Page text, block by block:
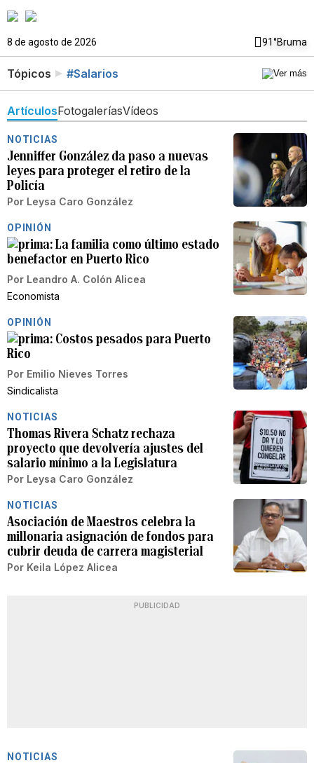
8 de agosto de 2026 91°Bruma
Tópicos #Salarios
ArtículosFotogaleríasVídeos
NOTICIAS
Jenniffer González da paso a nuevas
leyes para proteger el retiro de la
Policía
Por Leysa Caro González
OPINIÓN
La familia como último estado
benefactor en Puerto Rico
Por Leandro A. Colón Alicea
Economista
OPINIÓN
Costos pesados para Puerto
Rico
Por Emilio Nieves Torres
Sindicalista
NOTICIAS
Thomas Rivera Schatz rechaza
proyecto que devolvería ajustes del
salario mínimo a la Legislatura
Por Leysa Caro González
NOTICIAS
Asociación de Maestros celebra la
millonaria asignación de fondos para
cubrir deuda de carrera magisterial
Por Keila López Alicea
PUBLICIDAD
NOTICIAS